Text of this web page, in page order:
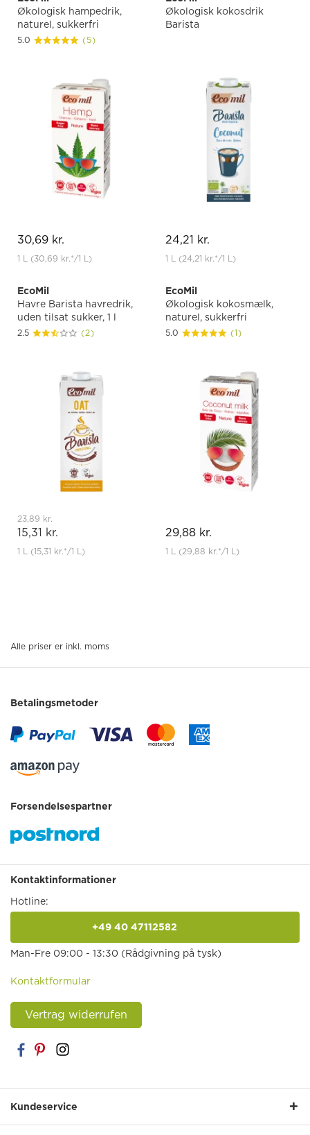
Økologisk hampedrik,
naturel, sukkerfri
5.0 (5)
30,69 kr.
1 L (30,69 kr.*/1 L)
Økologisk kokosdrik
Barista
24,21 kr.
1 L (24,21 kr.*/1 L)
EcoMil
Havre Barista havredrik,
uden tilsat sukker, 1 l
2.5 (2)
23,89 kr.
15,31 kr.
1 L (15,31 kr.*/1 L)
EcoMil
Økologisk kokosmælk,
naturel, sukkerfri
5.0 (1)
29,88 kr.
1 L (29,88 kr.*/1 L)
Alle priser er inkl. moms
Betalingsmetoder
Forsendelsespartner
Kontaktinformationer
Hotline:
+49 40 47112582
Man-Fre 09:00 - 13:30 (Rådgivning på tysk)
Kontaktformular
Vertrag widerrufen
Kundeservice